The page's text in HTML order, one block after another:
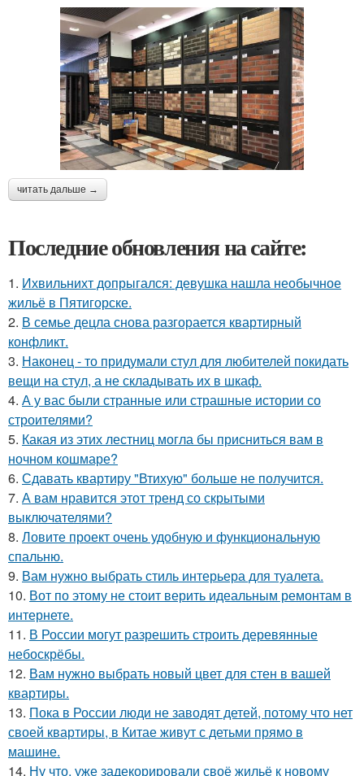
читать дальше →
Последние обновления на сайте:
1. Ихвильнихт допрыгался: девушка нашла необычное
жильё в Пятигорске.
2. В семье децла снова разгорается квартирный
конфликт.
3. Наконец - то придумали стул для любителей покидать
вещи на стул, а не складывать их в шкаф.
4. А у вас были странные или страшные истории со
строителями?
5. Какая из этих лестниц могла бы присниться вам в
ночном кошмаре?
6. Сдавать квартиру "Втихую" больше не получится.
7. А вам нравится этот тренд со скрытыми
выключателями?
8. Ловите проект очень удобную и функциональную
спальню.
9. Вам нужно выбрать стиль интерьера для туалета.
10. Вот по этому не стоит верить идеальным ремонтам в
интернете.
11. В России могут разрешить строить деревянные
небоскрёбы.
12. Вам нужно выбрать новый цвет для стен в вашей
квартиры.
13. Пока в России люди не заводят детей, потому что нет
своей квартиры, в Китае живут с детьми прямо в
машине.
14. Ну что, уже задекорировали своё жильё к новому